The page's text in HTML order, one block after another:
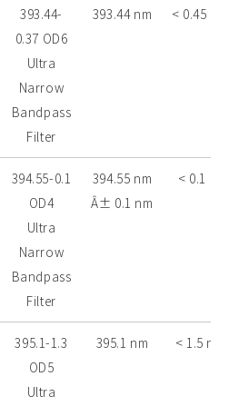
393.44-
0.37 OD6
Ultra
Narrow
Bandpass
Filter
393.44 nm < 0.45
394.55-0.1
OD4
Ultra
Narrow
Bandpass
Filter
394.55 nm
Â± 0.1 nm
< 0.1 nm
395.1-1.3
OD5
Ultra
395.1 nm < 1.5